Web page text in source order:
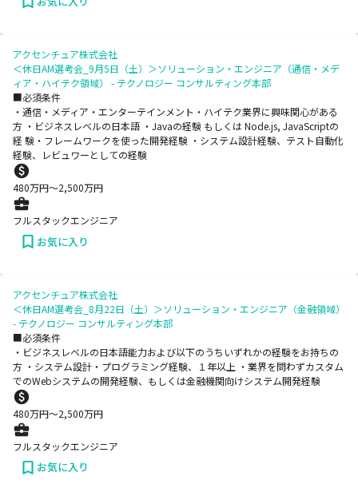
アクセンチュア株式会社
＜休日AM選考会_9月5日（土）＞ソリューション・エンジニア（通信・メデ
ィア・ハイテク領域） - テクノロジー コンサルティング本部
■必須条件
・通信・メディア・エンターテインメント・ハイテク業界に興味関心がある
方 ・ビジネスレベルの日本語 ・Javaの経験 もしくは Node.js, JavaScriptの
経 験・フレームワークを使った開発経験 ・システム設計経験、テスト自動化
経験、レビュワーとしての経験
480万円〜2,500万円
フルスタックエンジニア
お気に入り
アクセンチュア株式会社
＜休日AM選考会_8月22日（土）＞ソリューション・エンジニア（金融領域）
- テクノロジー コンサルティング本部
■必須条件
・ビジネスレベルの日本語能力および以下のうちいずれかの経験をお持ちの
方 ・システム設計・プログラミング経験、１年以上 ・業界を問わずカスタム
でのWebシステムの開発経験、もしくは金融機関向けシステム開発経験
480万円〜2,500万円
フルスタックエンジニア
お気に入り